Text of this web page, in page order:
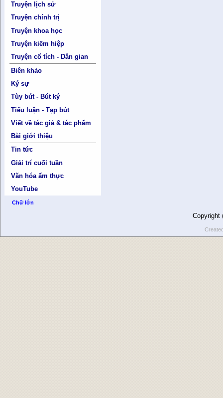
Truyện lịch sử
Truyện chính trị
Truyện khoa học
Truyện kiếm hiệp
Truyện cổ tích - Dân gian
Biên khảo
Ký sự
Tùy bút - Bút ký
Tiểu luận - Tạp bút
Viết về tác giả & tác phẩm
Bài giới thiệu
Tin tức
Giải trí cuối tuần
Văn hóa ẩm thực
YouTube
Chữ lớn
Copyright